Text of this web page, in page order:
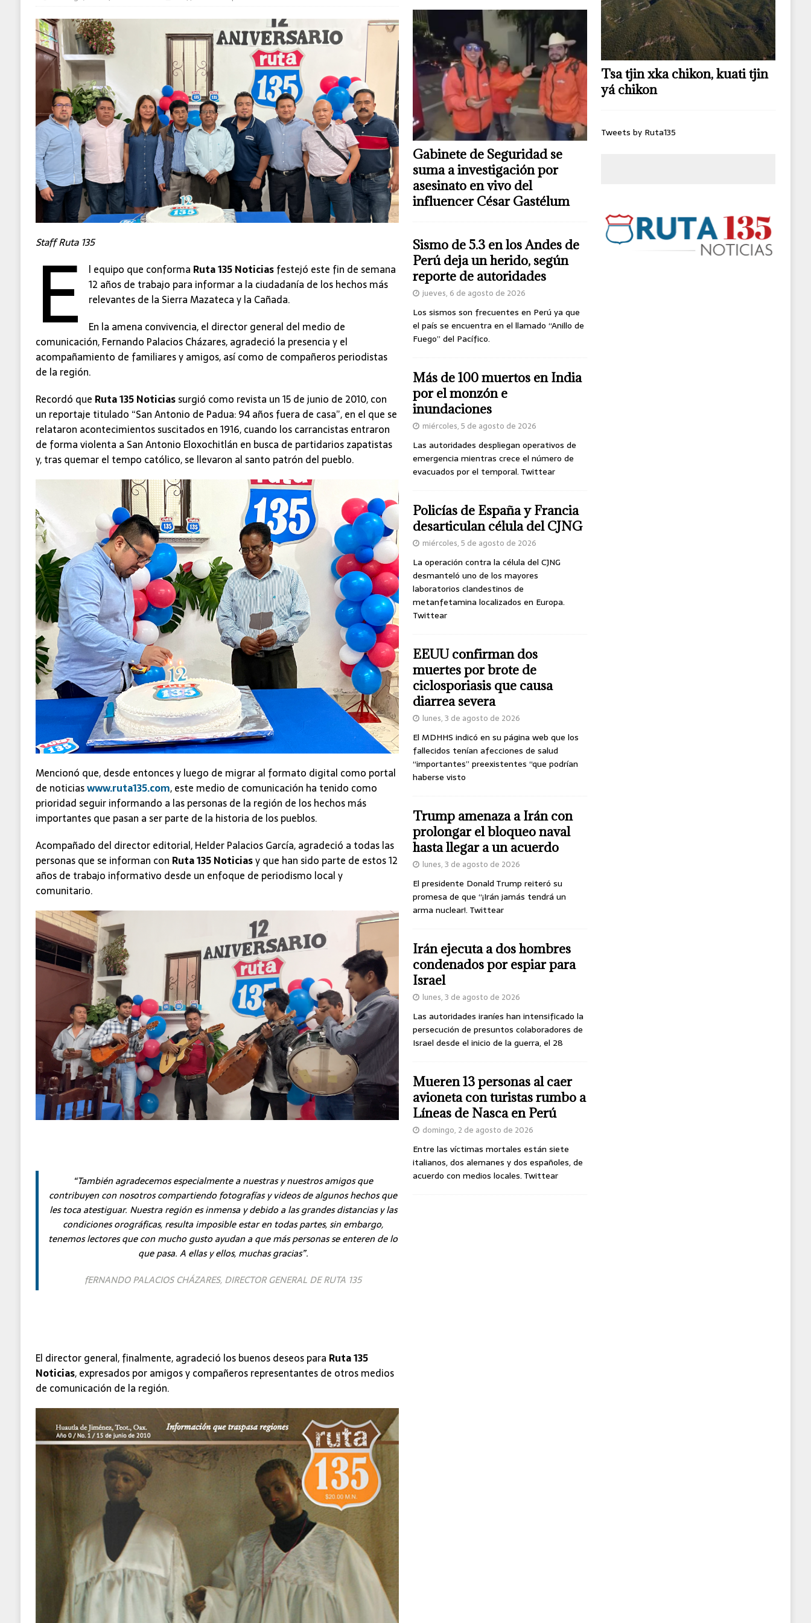
Staff Ruta 135
E l equipo que conforma Ruta 135 Noticiasfestejó este fin de semana
12 años de trabajo para informar a la ciudadanía de los hechos más
relevantes de la Sierra Mazateca y la Cañada.
En la amena convivencia, el director general del medio de
comunicación, Fernando Palacios Cházares, agradeció la presencia y el
acompañamiento de familiares y amigos, así como de compañeros periodistas
de la región.
Recordó que Ruta 135 Noticiassurgió como revista un 15 de junio de 2010, con
un reportaje titulado “San Antonio de Padua: 94 años fuera de casa”, en el que se
relataron acontecimientos suscitados en 1916, cuando los carrancistas entraron
de forma violenta a San Antonio Eloxochitlán en busca de partidarios zapatistas
y, tras quemar el tempo católico, se llevaron al santo patrón del pueblo.
Mencionó que, desde entonces y luego de migrar al formato digital como portal
de noticiaswww.ruta135.com, este medio de comunicación ha tenido como
prioridad seguir informando a las personas de la región de los hechos más
importantes que pasan a ser parte de la historia de los pueblos.
Acompañado del director editorial, Helder Palacios García, agradeció a todas las
personas que se informan con Ruta 135 Noticiasy que han sido parte de estos 12
años de trabajo informativo desde un enfoque de periodismo local y
comunitario.
“También agradecemos especialmente a nuestras y nuestros amigos que
contribuyen con nosotros compartiendo fotografías y videos de algunos hechos que
les toca atestiguar. Nuestra región es inmensa y debido a las grandes distancias y las
condiciones orográficas, resulta imposible estar en todas partes, sin embargo,
tenemos lectores que con mucho gusto ayudan a que más personas se enteren de lo
que pasa. A ellas y ellos, muchas gracias”.
fERNANDO PALACIOS CHÁZARES, DIRECTOR GENERAL DE RUTA 135
El director general, finalmente, agradeció los buenos deseos para Ruta 135
Noticias, expresados por amigos y compañeros representantes de otros medios
de comunicación de la región.
Gabinete de Seguridad se
suma a investigación por
asesinato en vivo del
influencer César Gastélum
Sismo de 5.3 en los Andes de
Perú deja un herido, según
reporte de autoridades
jueves, 6 de agosto de 2026
Los sismos son frecuentes en Perú ya que
el país se encuentra en el llamado “Anillo de
Fuego” del Pacífico.
Más de 100 muertos en India
por el monzón e
inundaciones
miércoles, 5 de agosto de 2026
Las autoridades despliegan operativos de
emergencia mientras crece el número de
evacuados por el temporal. Twittear
Policías de España y Francia
desarticulan célula del CJNG
miércoles, 5 de agosto de 2026
La operación contra la célula del CJNG
desmanteló uno de los mayores
laboratorios clandestinos de
metanfetamina localizados en Europa.
Twittear
EEUU confirman dos
muertes por brote de
ciclosporiasis que causa
diarrea severa
lunes, 3 de agosto de 2026
El MDHHS indicó en su página web que los
fallecidos tenían afecciones de salud
“importantes” preexistentes “que podrían
haberse visto
Trump amenaza a Irán con
prolongar el bloqueo naval
hasta llegar a un acuerdo
lunes, 3 de agosto de 2026
El presidente Donald Trump reiteró su
promesa de que “¡Irán jamás tendrá un
arma nuclear!. Twittear
Irán ejecuta a dos hombres
condenados por espiar para
Israel
lunes, 3 de agosto de 2026
Las autoridades iraníes han intensificado la
persecución de presuntos colaboradores de
Israel desde el inicio de la guerra, el 28
Mueren 13 personas al caer
avioneta con turistas rumbo a
Líneas de Nasca en Perú
domingo, 2 de agosto de 2026
Entre las víctimas mortales están siete
italianos, dos alemanes y dos españoles, de
acuerdo con medios locales. Twittear
Tsa tjin xka chikon, kuati tjin
yá chikon
Tweets by Ruta135